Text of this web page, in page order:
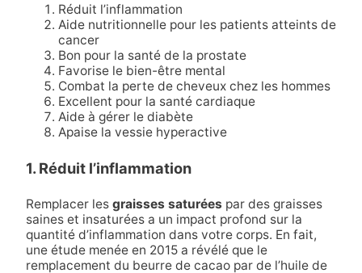
Réduit l’inflammation
Aide nutritionnelle pour les patients atteints de
cancer
Bon pour la santé de la prostate
Favorise le bien-être mental
Combat la perte de cheveux chez les hommes
Excellent pour la santé cardiaque
Aide à gérer le diabète
Apaise la vessie hyperactive
1. Réduit l’inflammation
Remplacer les graisses saturées par des graisses
saines et insaturées a un impact profond sur la
quantité d’inflammation dans votre corps. En fait,
une étude menée en 2015 a révélé que le
remplacement du beurre de cacao par de l’huile de